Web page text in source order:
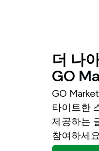
더 나
GO
GO
타이트한
제공하는
참여하세